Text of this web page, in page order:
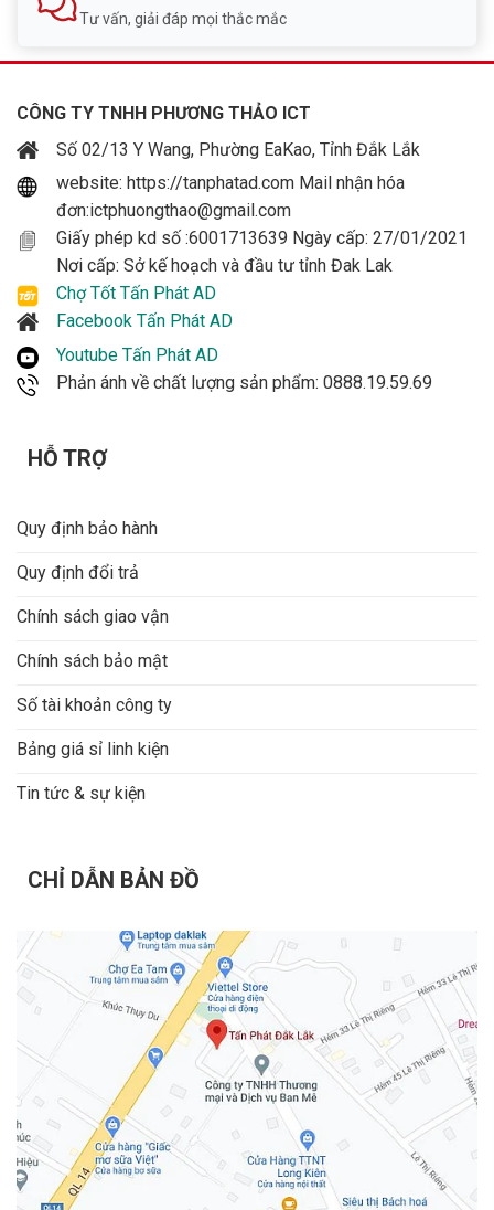
Tư vấn, giải đáp mọi thắc mắc
CÔNG TY TNHH PHƯƠNG THẢO ICT
Số 02/13 Y Wang, Phường EaKao, Tỉnh Đắk Lắk
website: https://tanphatad.com Mail nhận hóa
đơn:ictphuongthao@gmail.com
Giấy phép kd số :6001713639 Ngày cấp: 27/01/2021
Nơi cấp: Sở kế hoạch và đầu tư tỉnh Đak Lak
Chợ Tốt Tấn Phát AD
Facebook Tấn Phát AD
Youtube Tấn Phát AD
Phản ánh về chất lượng sản phẩm: 0888.19.59.69
HỖ TRỢ
Quy định bảo hành
Quy định đổi trả
Chính sách giao vận
Chính sách bảo mật
Số tài khoản công ty
Bảng giá sỉ linh kiện
Tin tức & sự kiện
CHỈ DẪN BẢN ĐỒ